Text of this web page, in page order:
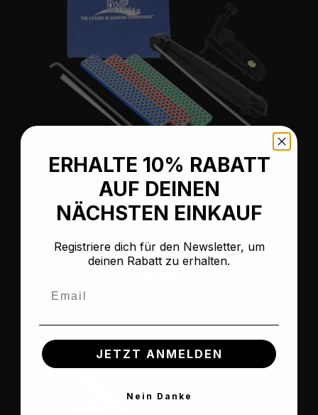
Aligner Diamant Schleifsystem ADELUXE
ERHALTE 10% RABATT
AUF DEINEN
NÄCHSTEN EINKAUF
Registriere dich für den Newsletter, um
deinen Rabatt zu erhalten.
JETZT ANMELDEN
Nein Danke